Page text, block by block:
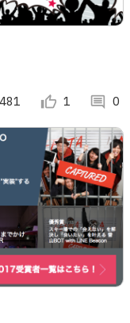
481 thumb_up_alt 1 comment 0